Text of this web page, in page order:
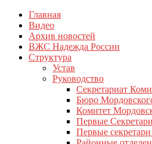
Перейти
содержимому
КПРФ Мордовия
Мордовское Региональное
Главная
Видео
Архив новостей
ВЖС Надежда России
Структура
Устав
Руководство
Секретариат
Бюро
Комитет
Первые
Первые